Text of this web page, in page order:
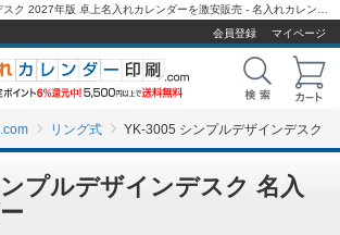
会員登録
マイページ
リング式 YK-3005 シンプルデザインデスク
プルデザインデスク 名入